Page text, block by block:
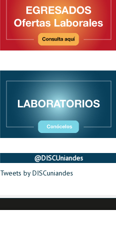
@DISCUniandes
Tweets by DISCuniandes